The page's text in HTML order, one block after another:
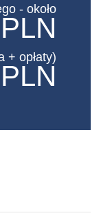
- około
+ opłaty)